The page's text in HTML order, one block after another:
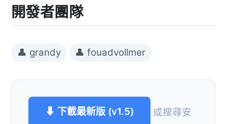
開發者團隊
👤 grandy 👤 fouadvollmer
⬇ 下載最新版 (v1.5)
或搜尋安